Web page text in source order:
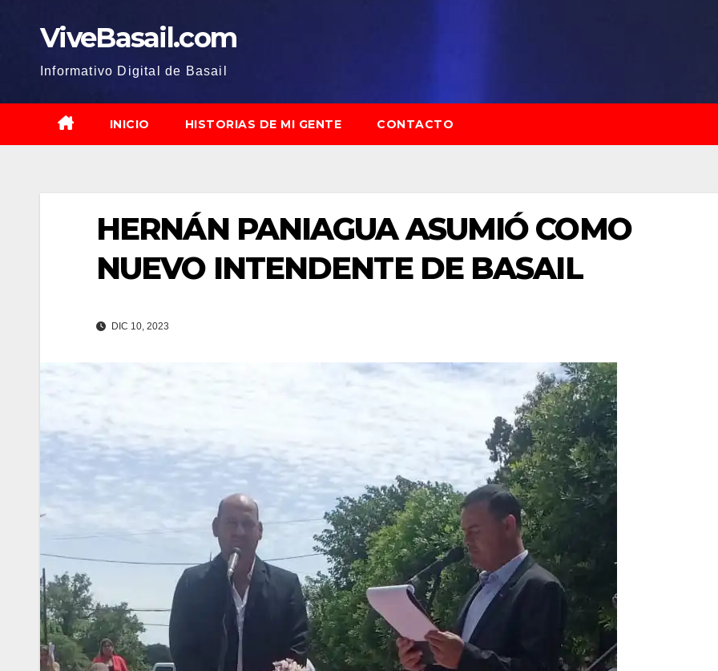
ViveBasail.com
Informativo Digital de Basail
INICIO HISTORIAS DE MI GENTE CONTACTO
HERNÁN PANIAGUA ASUMIÓ COMO
NUEVO INTENDENTE DE BASAIL
DIC 10, 2023